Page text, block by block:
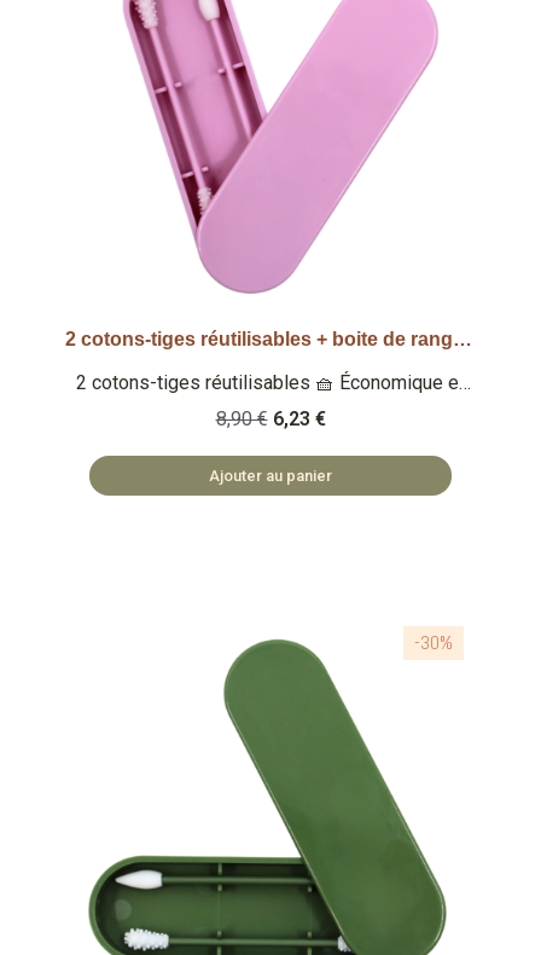
Aperçu rapide 2 cotons-tiges réutilisables + boite de rangement - Rose foncé
2 cotons-tiges réutilisables 🧺 Économique et
éco-responsable Qu'est-ce que c'est ? Un set
de 2 cotons-tiges lavables et réutilisables 🏡
ACCESSOIRES FABRIQUÉS EN PRC ♻️ ZÉRO
DÉCHET
8,90 € 6,23 €
Ajouter au panier
-30%